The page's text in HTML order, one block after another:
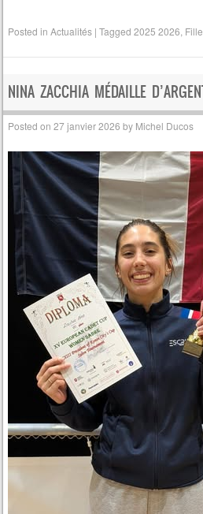
Posted inActualités |Tagged2025 2026
NINA ZACCHIA MÉDAILLE
Posted on27 janvier 2026 by Michel Ducos